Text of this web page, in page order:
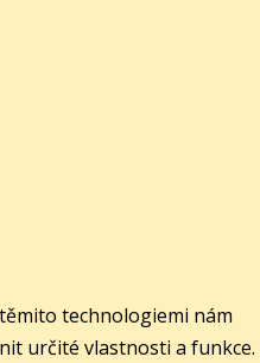
technologiemi nám
určité vlastnosti a funkce.